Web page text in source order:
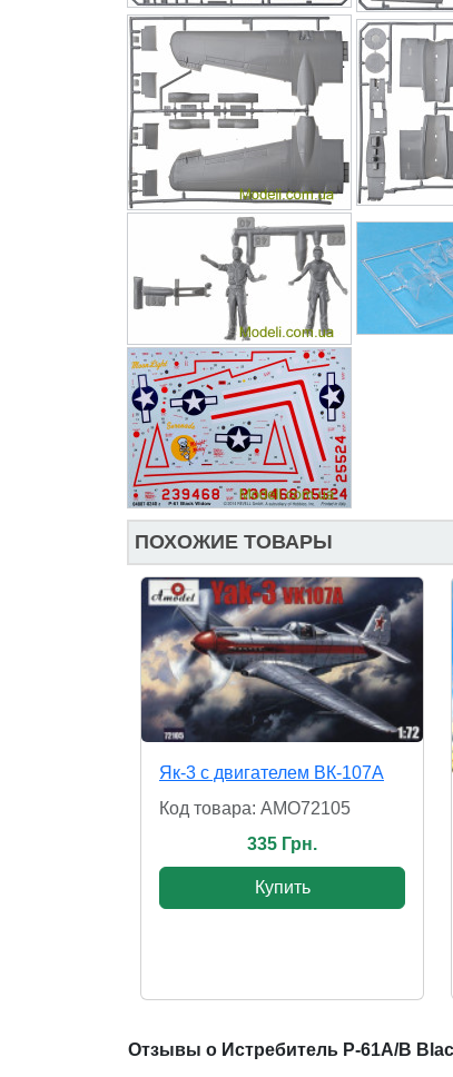
ПОХОЖИЕ ТОВАРЫ
Як-3 с двигателем ВК-107А
Код товара: AMO72105
335 Грн.
Купить
Отзывы о Истребитель P-61A/B